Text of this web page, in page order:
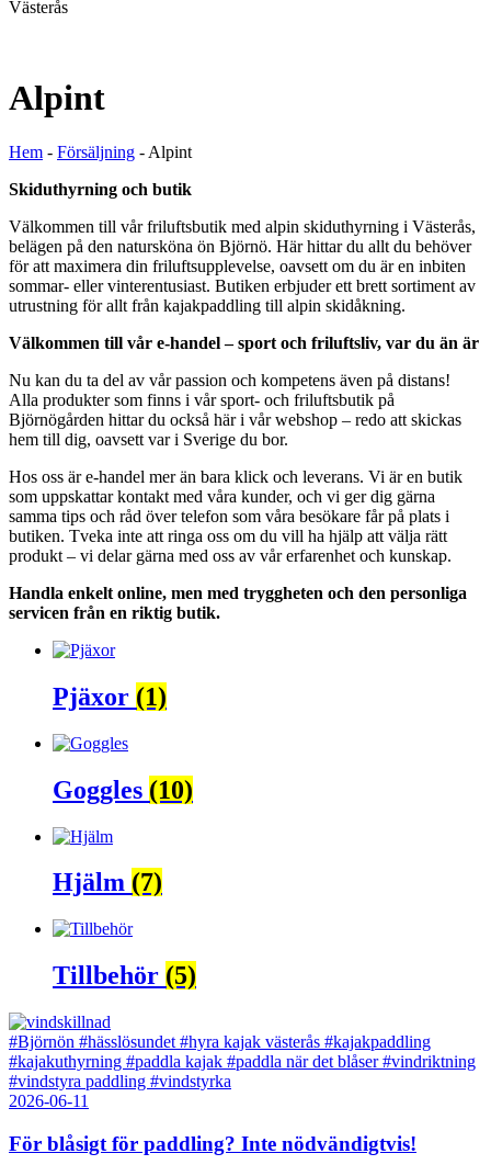
Västerås
Alpint
Hem - Försäljning - Alpint
Skiduthyrning och butik
Välkommen till vår friluftsbutik med alpin skiduthyrning i Västerås,
belägen på den natursköna ön Björnö. Här hittar du allt du behöver
för att maximera din friluftsupplevelse, oavsett om du är en inbiten
sommar- eller vinterentusiast. Butiken erbjuder ett brett sortiment av
utrustning för allt från kajakpaddling till alpin skidåkning.
Välkommen till vår e-handel – sport och friluftsliv, var du än är
Nu kan du ta del av vår passion och kompetens även på distans!
Alla produkter som finns i vår sport- och friluftsbutik på
Björnögården hittar du också här i vår webshop – redo att skickas
hem till dig, oavsett var i Sverige du bor.
Hos oss är e-handel mer än bara klick och leverans. Vi är en butik
som uppskattar kontakt med våra kunder, och vi ger dig gärna
samma tips och råd över telefon som våra besökare får på plats i
butiken. Tveka inte att ringa oss om du vill ha hjälp att välja rätt
produkt – vi delar gärna med oss av vår erfarenhet och kunskap.
Handla enkelt online, men med tryggheten och den personliga
servicen från en riktig butik.
Pjäxor (1)
Goggles (10)
Hjälm (7)
Tillbehör (5)
#Björnön #hässlösundet #hyra kajak västerås #kajakpaddling
#kajakuthyrning #paddla kajak #paddla när det blåser#vindriktning
#vindstyra paddling #vindstyrka
2026-06-11
För blåsigt för paddling? Inte nödvändigtvis!